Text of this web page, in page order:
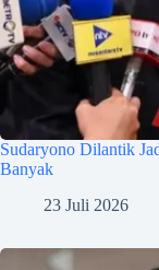
Sudaryono Dilantik
Banyak
23 Juli 2026